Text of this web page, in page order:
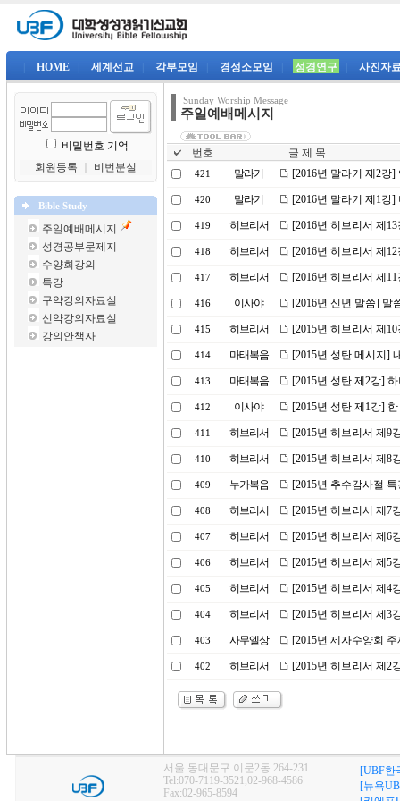
HOME 세계선교 각부모임 경성소모임 성경연구 사진자
비밀번호 기억
회원등록
비번분실
Bible Study
주일예배메시지
성경공부문제지
수양회강의
특강
구약강의자료실
신약강의자료실
강의안책자
Sunday Worship Message
주일예배메시지
번호 글 제 목
421 말라기 [2016년 말라기 제2강]
420 말라기 [2016년 말라기 제1강
419 히브리서 [2016년 히브리서 제
418 히브리서 [2016년 히브리서 제
417 히브리서 [2016년 히브리서 제
416 이사야 [2016년 신년 말씀] 말
415 히브리서 [2015년 히브리서 제
414 마태복음 [2015년 성탄 메시지]
413 마태복음 [2015년 성탄 제2강]
412 이사야 [2015년 성탄 제1강]
411 히브리서 [2015년 히브리서 제9
410 히브리서 [2015년 히브리서 제8
409 누가복음 [2015년 추수감사절
408 히브리서 [2015년 히브리서 제7
407 히브리서 [2015년 히브리서 제6
406 히브리서 [2015년 히브리서 제5
405 히브리서 [2015년 히브리서 제4
404 히브리서 [2015년 히브리서 제3
403 사무엘상 [2015년 제자수양회
402 히브리서 [2015년 히브리서 제2
서울 동대문구 이문2동 264-231
Tel:070-7119-3521,02-968-4586
Fax:02-965-8594
[UBF한
[뉴욕